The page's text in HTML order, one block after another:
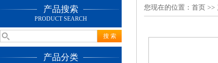
产品搜索
PRODUCT SEARCH
产品分类
您现在的位置： 首页 >>